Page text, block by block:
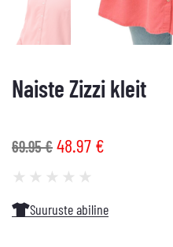
Naiste Zizzi kleit
69.95€ 48.97 €
★ ★ ★ ★ ★
Suuruste abiline